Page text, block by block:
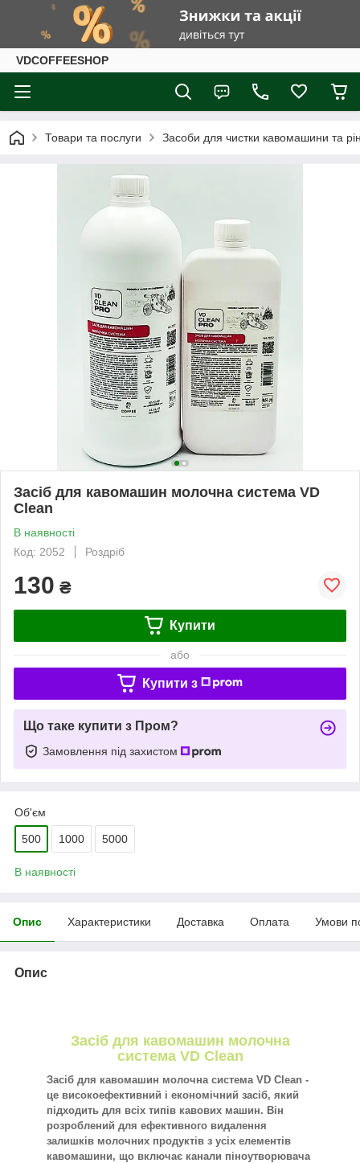
VDCOFFEESHOP
Товари та послуги Засоби для чистки кавомашини та
Засіб для кавомашин молочна система VD
Clean
В наявності
Код: 2052
Роздріб
130 ₴
Купити
або
Купити з
Що таке купити з Пром?
Замовлення під захистом
Об'єм
500 1000 5000
В наявності
Опис Характеристики Доставка Оплата Умови
Опис
Засіб для кавомашин молочна
система VD Clean
Засіб для кавомашин молочна система VD Clean -
це високоефективний і економічний засіб, який
підходить для всіх типів кавових машин. Він
розроблений для ефективного видалення
залишків молочних продуктів з усіх елементів
кавомашини, що включає канали піноутворювача